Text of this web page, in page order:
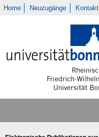
Home Neuzugänge Kontakt